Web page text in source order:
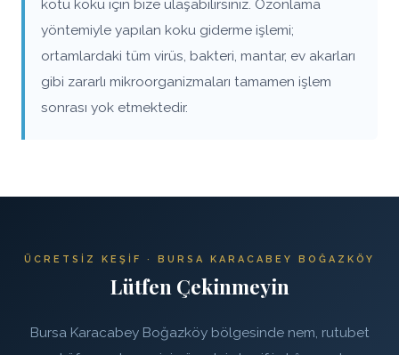
kötü koku için bize ulaşabilirsiniz. Ozonlama
yöntemiyle yapılan koku giderme işlemi;
ortamlardaki tüm virüs, bakteri, mantar, ev akarları
gibi zararlı mikroorganizmaları tamamen işlem
sonrası yok etmektedir.
ÜCRETSIZ KEŞIF · BURSA KARACABEY BOĞAZKÖY
Lütfen Çekinmeyin
Bursa Karacabey Boğazköy bölgesinde nem, rutubet